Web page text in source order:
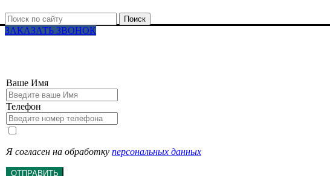
Поиск
ЗАКАЗАТЬ ЗВОНОК
Ваше Имя
Телефон
Я согласен на обработку персональных данных
ОТПРАВИТЬ